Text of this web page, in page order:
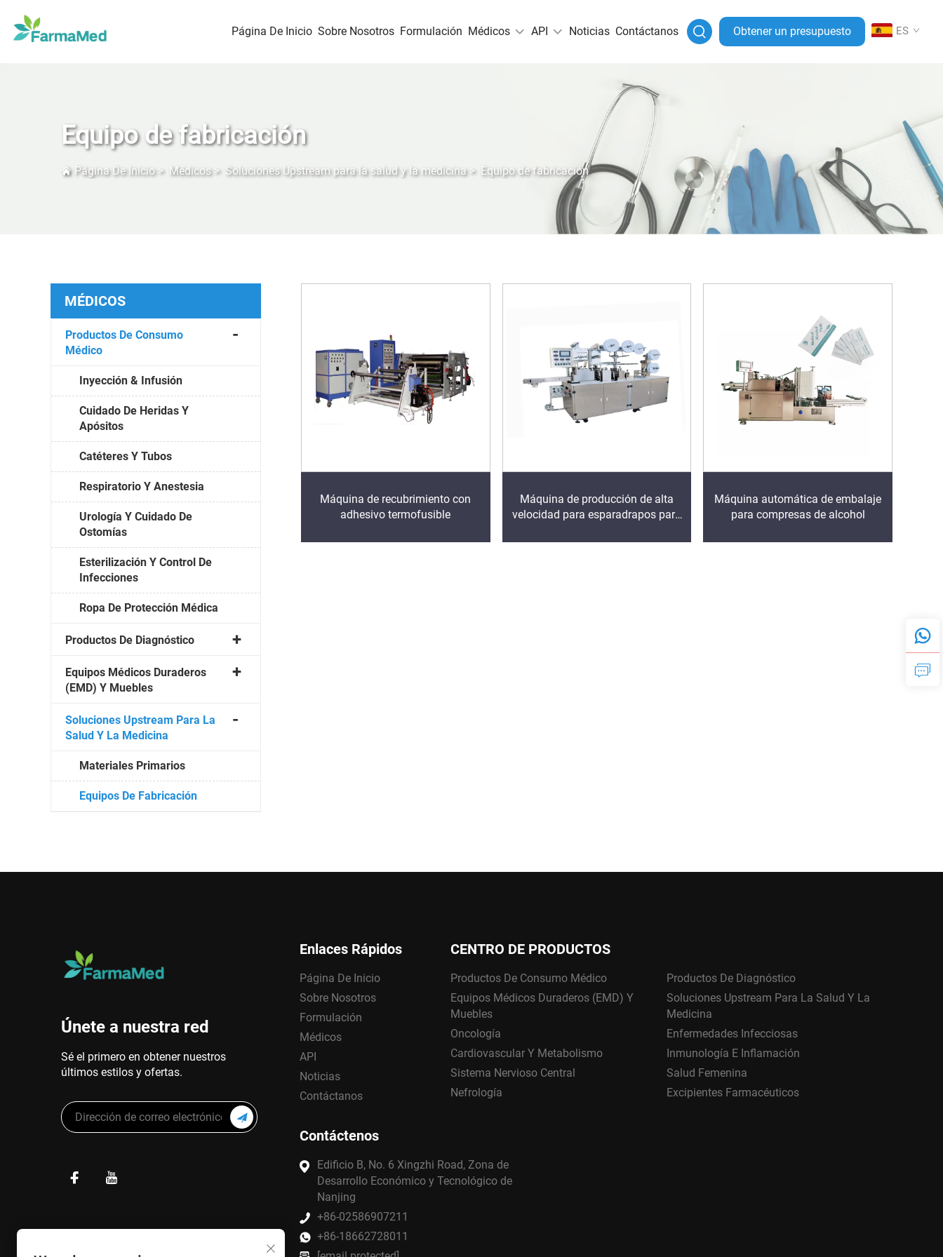
Página De Inicio Sobre Nosotros Formulación Médicos API Noticias Contáctanos Obtener un presupuesto ES
Equipo de fabricación
Página De Inicio> Médicos> Soluciones Upstream para la salud y la medicina> Equipo de fabricación
MÉDICOS
Productos De Consumo
Médico
Inyección & Infusión
Cuidado De Heridas Y
Apósitos
Catéteres Y Tubos
Respiratorio Y Anestesia
Urología Y Cuidado De
Ostomías
Esterilización Y Control De
Infecciones
Ropa De Protección Médica
Productos De Diagnóstico
Equipos Médicos Duraderos
(EMD) Y Muebles
Soluciones Upstream Para La
Salud Y La Medicina
Materiales Primarios
Equipos De Fabricación
Máquina de recubrimiento con
adhesivo termofusible
Máquina de producción de alta
velocidad para esparadrapos para
Máquina automática de embalaje
para compresas de alcohol
Únete a nuestra red
Sé el primero en obtener nuestros
últimos estilos y ofertas.
Enlaces Rápidos
Página De Inicio
Sobre Nosotros
Formulación
Médicos
API
Noticias
Contáctanos
CENTRO DE PRODUCTOS
Productos De Consumo Médico
Productos De Diagnóstico
Equipos Médicos Duraderos (EMD) Y
Muebles
Soluciones Upstream Para La Salud Y La
Medicina
Oncología
Enfermedades Infecciosas
Cardiovascular Y Metabolismo
Inmunología E Inflamación
Sistema Nervioso Central
Salud Femenina
Nefrología
Excipientes Farmacéuticos
Contáctenos
Edificio B, No. 6 Xingzhi Road, Zona de
Desarrollo Económico y Tecnológico de
Nanjing
+86-02586907211
+86-18662728011